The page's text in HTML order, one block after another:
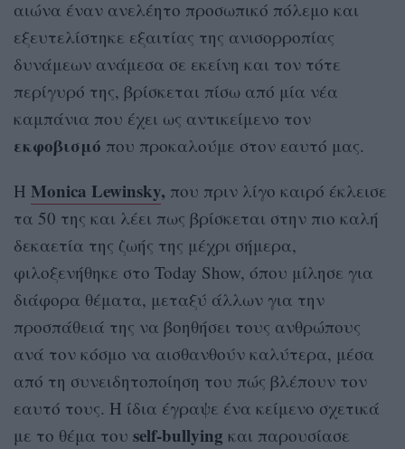
αιώνα έναν ανελέητο προσωπικό πόλεμο και
εξευτελίστηκε εξαιτίας της ανισορροπίας
δυνάμεων ανάμεσα σε εκείνη και τον τότε
περίγυρό της, βρίσκεται πίσω από μία νέα
καμπάνια που έχει ως αντικείμενο τον
εκφοβισμό που προκαλούμε στον εαυτό μας.
Η Monica Lewinsky, που πριν λίγο καιρό έκλεισε
τα 50 της και λέει πως βρίσκεται στην πιο καλή
δεκαετία της ζωής της μέχρι σήμερα,
φιλοξενήθηκε στο Today Show, όπου μίλησε για
διάφορα θέματα, μεταξύ άλλων για την
προσπάθειά της να βοηθήσει τους ανθρώπους
ανά τον κόσμο να αισθανθούν καλύτερα, μέσα
από τη συνειδητοποίηση του πώς βλέπουν τον
εαυτό τους. Η ίδια έγραψε ένα κείμενο σχετικά
με το θέμα του self-bullying και παρουσίασε